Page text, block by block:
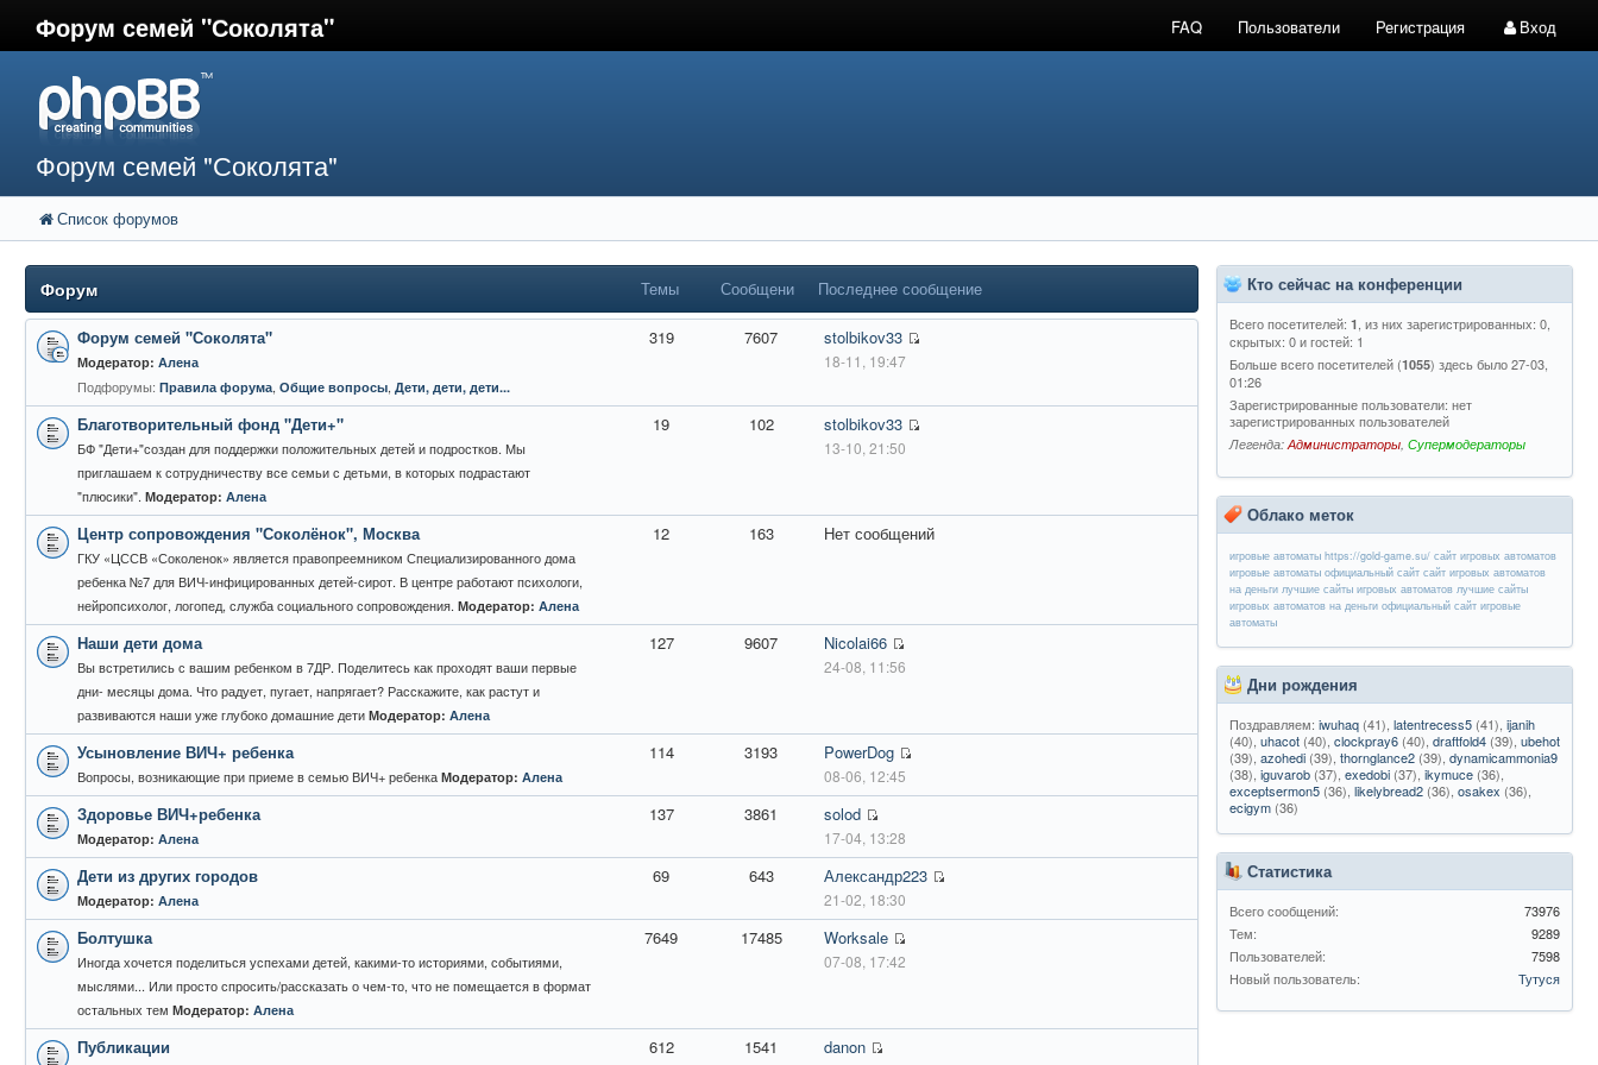
Форум семей "Соколята" FAQ Пользователи Регистрация Вход
Форум семей "Соколята"
Список форумов
Форум Темы Сообщения Последнее сообщение
Форум семей "Соколята"
Модератор: Алена
Подфорумы: Правила форума, Общие вопросы, Дети, дети, дети...
319 7607 stolbikov33
18-11, 19:47
Благотворительный фонд "Дети+"
БФ "Дети+"создан для поддержки положительных детей и подростков. Мы
приглашаем к сотрудничеству все семьи с детьми, в которых подрастают
"плюсики". Модератор: Алена
19 102 stolbikov33
13-10, 21:50
Центр сопровождения "Соколёнок", Москва
ГКУ «ЦССВ «Со­ко­ле­нок» яв­ля­ет­ся пра­во­пре­ем­ни­ком Спе­ци­а­ли­зи­ро­ван­но­го до­ма
ре­бен­ка №7 для ВИЧ-ин­фи­ци­ро­ван­ных де­тей-си­рот. В центре работают психологи,
нейропсихолог, логопед, служба социального сопровождения. Модератор: Алена
12 163 Нет сообщений
Наши дети дома
Вы встретились с вашим ребенком в 7ДР. Поделитесь как проходят ваши первые
дни- месяцы дома. Что радует, пугает, напрягает? Расскажите, как растут и
развиваются наши уже глубоко домашние дети Модератор: Алена
127 9607 Nicolai66
24-08, 11:56
Усыновление ВИЧ+ ребенка
Вопросы, возникающие при приеме в семью ВИЧ+ ребенка Модератор: Алена
114 3193 PowerDog
08-06, 12:45
Здоровье ВИЧ+ребенка
Модератор: Алена
137 3861 solod
17-04, 13:28
Дети из других городов
Модератор: Алена
69 643 Александр223
21-02, 18:30
Болтушка
Иногда хочется поделиться успехами детей, какими-то историями, событиями,
мыслями... Или просто спросить/рассказать о чем-то, что не помещается в формат
остальных тем Модератор: Алена
7649 17485 Worksale
07-08, 17:42
Публикации 612 1541 danon
Кто сейчас на конференции
Всего посетителей: 1 , из них зарегистрированных: 0,
скрытых: 0 и гостей: 1
Больше всего посетителей (1055) здесь было 27-03,
01:26
Зарегистрированные пользователи: нет
зарегистрированных пользователей
Легенда:Администраторы, Супермодераторы
Облако меток
игровые автоматы https://gold-game.su/ сайт игровых автоматов
игровые автоматы официальный сайт сайт игровых автоматов
на деньги лучшие сайты игровых автоматов лучшие сайты
игровых автоматов на деньги официальный сайт игровые
автоматы
Дни рождения
Поздравляем: iwuhaq (41), latentrecess5 (41), ijanih
(40), uhacot (40), clockpray6 (40), draftfold4 (39), ubehot
(39), azohedi (39), thornglance2 (39), dynamicammonia9
(38), iguvarob (37), exedobi (37), ikymuce (36),
exceptsermon5 (36), likelybread2 (36), osakex (36),
ecigym (36)
Статистика
Всего сообщений:
73976
Тем:
9289
Пользователей:
7598
Новый пользователь:
Тутуся